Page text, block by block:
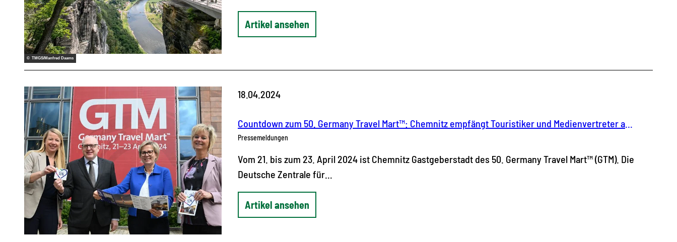
© TMGS/Manfred Daams
Artikel ansehen
18.04.2024
Countdown zum 50. Germany Travel Mart™: Chemnitz empfängt Touristiker und Medienvertreter aus aller Welt
Pressemeldungen
Vom 21. bis zum 23. April 2024 ist Chemnitz Gastgeberstadt des 50. Germany Travel Mart™ (GTM). Die
Deutsche Zentrale für…
Artikel ansehen